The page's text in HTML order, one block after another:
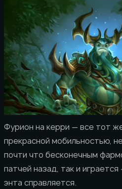
Фурион на керри — все тот
прекрасной мобильностью,
почти что бесконечным
патчей назад, так и
энта справляется.